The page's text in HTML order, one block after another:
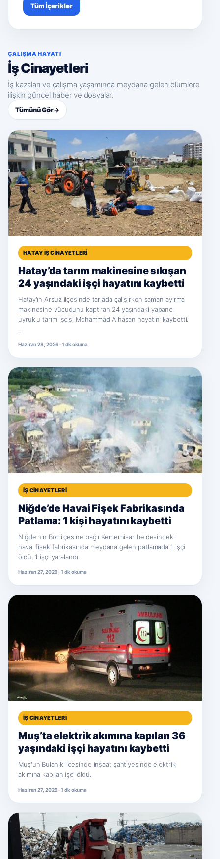
Tüm İçerikler
ÇALIŞMA HAYATI
İş Cinayetleri
İş kazaları ve çalışma yaşamında meydana gelen ölümlere
ilişkin güncel haber ve dosyalar.
Tümünü Gör→
HATAY İŞ CINAYETLERI
Hatay’da tarım makinesine sıkışan
24 yaşındaki işçi hayatını kaybetti
Hatay'ın Arsuz ilçesinde tarlada çalışırken saman ayırma
makinesine vücudunu kaptıran 24 yaşındaki yabancı
uyruklu tarım işçisi Mohammad Alhasan hayatını kaybetti.
Haziran 28, 2026 · 1 dk okuma
İŞ CINAYETLERI
Niğde’de Havai Fişek Fabrikasında
Patlama: 1 kişi hayatını kaybetti
Niğde'nin Bor ilçesine bağlı Kemerhisar beldesindeki
havai fişek fabrikasında meydana gelen patlamada 1 işçi
öldü, 1 işçi yaralandı.
Haziran 27, 2026 · 1 dk okuma
İŞ CINAYETLERI
Muş’ta elektrik akımına kapılan 36
yaşındaki işçi hayatını kaybetti
Muş'un Bulanık ilçesinde inşaat şantiyesinde elektrik
akımına kapılan işçi öldü.
Haziran 27, 2026 · 1 dk okuma